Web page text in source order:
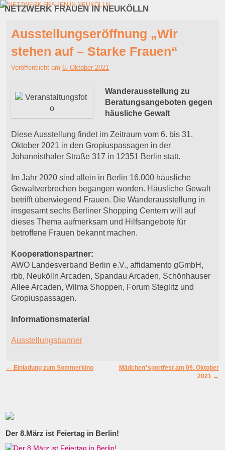
NETZWERK FRAUEN IN NEUKÖLLN
Zum Inhalt wechseln
Zum sekundären Inhalt wechseln
Ausstellungseröffnung „Wir
stehen auf – Starke Frauen“
Veröffentlicht am 6. Oktober 2021
Wanderausstellung zu
Beratungsangeboten gegen
häusliche Gewalt
Diese Ausstellung findet im Zeitraum vom 6. bis 31.
Oktober 2021 in den Gropiuspassagen in der
Johannisthaler Straße 317 in 12351 Berlin statt.
Im Jahr 2020 sind allein in Berlin 16.000 häusliche
Gewaltverbrechen begangen worden. Häusliche Gewalt
betrifft überwiegend Frauen. Die Wanderausstellung in
insgesamt sechs Berliner Shopping Centern will auf
dieses Thema aufmerksam und Hilfsangebote für
betroffene Frauen bekannt machen.
Kooperationspartner:
AWO Landesverband Berlin e.V., affidamento gGmbH,
rbb, Neukölln Arcaden, Spandau Arcaden, Schönhauser
Allee Arcaden, Wilma Shoppen, Forum Steglitz und
Gropiuspassagen.
Informationsmaterial
Ausstellungsbanner
Artikelnavigation
← Einladung zum Sommerkino
Mädchen*sportfest am 09. Oktober
2021
→
Der 8.März ist Feiertag in Berlin!